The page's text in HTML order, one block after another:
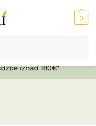
0
iznad 180€*